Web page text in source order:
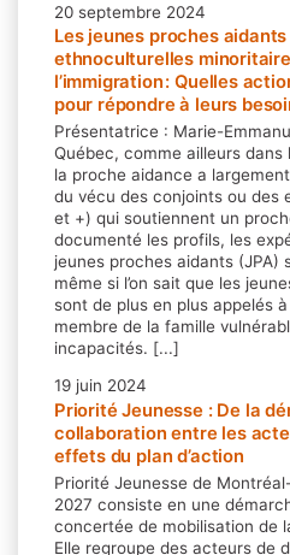
20 septembre 2024
Les jeunes proches
ethnoculturelles
l’immigration : Quelles
pour répondre à leurs
Présentatrice : Marie-
Québec, comme ailleurs dans
la proche aidance a
du vécu des conjoints ou des
et +) qui soutiennent un
documenté les profils, les
jeunes proches aidants (JPA)
même si l’on sait que les
sont de plus en plus appelés à
membre de la famille
incapacités. [...]
19 juin 2024
Priorité Jeunesse : De la
collaboration entre les
effets du plan d’action
Priorité Jeunesse de
2027 consiste en une
concertée de mobilisation de
Elle regroupe des acteurs de